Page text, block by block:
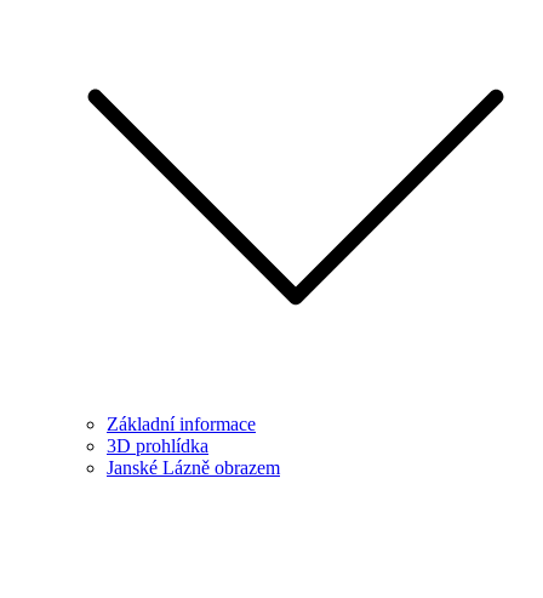
Základní informace
3D prohlídka
Janské Lázně obrazem